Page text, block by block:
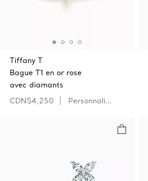
Tiffany T
Bague T1 en or rose
avec diamants
CDN$4,250
Personnaliser